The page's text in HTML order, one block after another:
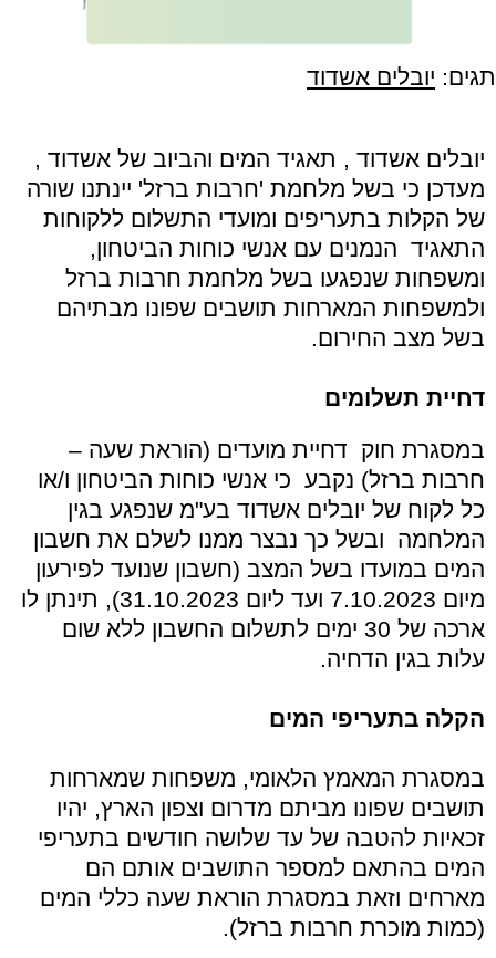
תגים: יובלים אשדוד
יובלים אשדוד , תאגיד המים והביוב של אשדוד ,
מעדכן כי בשל מלחמת 'חרבות ברזל' יינתנו שורה
של הקלות בתעריפים ומועדי התשלום ללקוחות
התאגיד הנמנים עם אנשי כוחות הביטחון,
ומשפחות שנפגעו בשל מלחמת חרבות ברזל
ולמשפחות המארחות תושבים שפונו מבתיהם
בשל מצב החירום.
דחיית תשלומים
במסגרת חוק דחיית מועדים (הוראת שעה –
חרבות ברזל) נקבע כי אנשי כוחות הביטחון ו/או
כל לקוח של יובלים אשדוד בע"מ שנפגע בגין
המלחמה ובשל כך נבצר ממנו לשלם את חשבון
המים במועדו בשל המצב (חשבון שנועד לפירעון
מיום 7.10.2023 ועד ליום 31.10.2023), תינתן לו
ארכה של 30 ימים לתשלום החשבון ללא שום
עלות בגין הדחיה.
הקלה בתעריפי המים
במסגרת המאמץ הלאומי, משפחות שמארחות
תושבים שפונו מביתם מדרום וצפון הארץ, יהיו
זכאיות להטבה של עד שלושה חודשים בתעריפי
המים בהתאם למספר התושבים אותם הם
מארחים וזאת במסגרת הוראת שעה כללי המים
(כמות מוכרת חרבות ברזל).